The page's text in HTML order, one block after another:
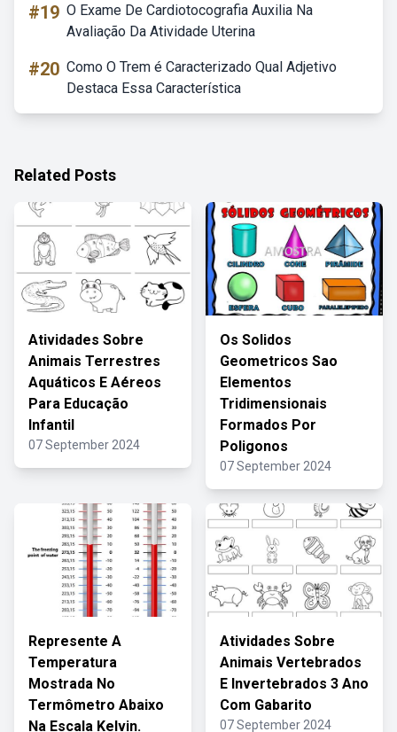
#19 O Exame De Cardiotocografia Auxilia Na
Avaliação Da Atividade Uterina
#20 Como O Trem é Caracterizado Qual Adjetivo
Destaca Essa Característica
Related Posts
Atividades Sobre
Animais Terrestres
Aquáticos E Aéreos
Para Educação
Infantil
07 September 2024
Os Solidos
Geometricos Sao
Elementos
Tridimensionais
Formados Por
Poligonos
07 September 2024
Represente A
Temperatura
Mostrada No
Termômetro Abaixo
Na Escala Kelvin.
Atividades Sobre
Animais Vertebrados
E Invertebrados 3 Ano
Com Gabarito
07 September 2024